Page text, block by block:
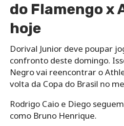
do Flamengo x
hoje
Dorival Junior deve poupar
confronto deste domingo.
Negro vai reencontrar o
volta da Copa do Brasil no
Rodrigo Caio e Diego
como Bruno Henrique.